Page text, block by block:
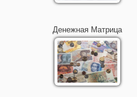
Денежная Матрица